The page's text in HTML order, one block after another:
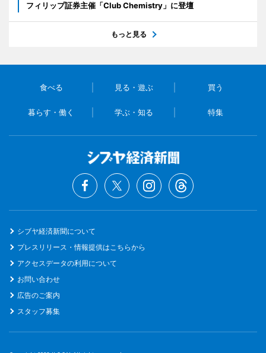
フィリップ証券主催「Club Chemistry」に登壇
もっと見る
食べる 見る・遊ぶ 買う
暮らす・働く 学ぶ・知る 特集
シブヤ経済新聞について
プレスリリース・情報提供はこちらから
アクセスデータの利用について
お問い合わせ
広告のご案内
スタッフ募集